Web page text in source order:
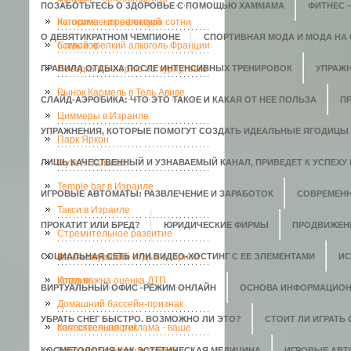
ПОЗАБОТЬТЕСЬ О ЗДОРОВЬЕ С ПОМОЩЬЮ ХАММАМА ФИТНЕС
О ДЕВЯТИКРАТНОМ ЧЕМПИОНЕ СПОРТИВНАЯ МОДА И МОДА НА
ПРАВИЛА ОТДЫХА ПОСЛЕ ИНТЕНСИВНЫХ ТРЕНИРОВОК
СЛАЙД-АЭРОБИКА: ЧТО ЭТО ТАКОЕ И КАКАЯ ОТ НЕЕ ПОЛЬЗА
УПРАЖНЕНИЯ, КОТОРЫЕ ПОМОГУТ СОЗДАТЬ ИДЕАЛЬНЫЕ ЯГОДИЦЫ
ЛИШЬ КАЧЕСТВЕННЫЙ И УЗНАВАЕМЫЙ КАНАЛ, ПРИВЕДЕТ К УСПЕХУ
ИГРОВЫЕ АВТОМАТЫ: РАЗВЛЕЧЕНИЕ И ЗАРАБОТОК
ПРОКАТИТ ИЛИ БРЕД? ЮРИДИЧЕСКИЕ ФИРМЫ
СОЦИАЛЬНАЯ СЕТЬ ИЛИ ВИДЕО-ХОСТИНГ С ЕЕ ЭЛЕМЕНТАМИ
ВИРТУАЛЬНЫЙ ОФИС -РЕЖИМ ОНЛАЙН ОСНОВА
УБРАТЬ СНЕГ БЫСТРО. ВОЗМОЖНО ЛИ ЭТО? СТОИТ ЛИ ИГРАТЬ
исторических реликвий
Кагосима – префектура сотни
островов
Самый крепкий алкоголь Франции
Поездка в Венгрию по турпутевке
Рынок Кармель в Тель Авиве
Циммеры в Израиле
Парк Яркон
Музей Пальмах
Temple bar в Израиле
Такси в Израиле
Стремительное развитие
кальянокурения
Фантастический отдых в горной
Италии
Когда важна оценка ДТП
Домашний бассейн-признак
состоятельности!
Качественная реклама - ваше